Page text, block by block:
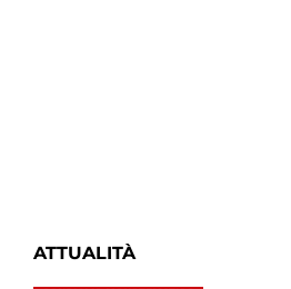
ATTUALITÀ